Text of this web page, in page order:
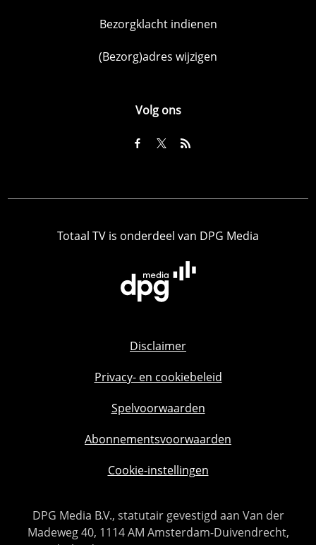
Bezorgklacht indienen
(Bezorg)adres wijzigen
Volg ons
Totaal TV is onderdeel van DPG Media
Disclaimer
Privacy- en cookiebeleid
Spelvoorwaarden
Abonnementsvoorwaarden
Cookie-instellingen
DPG Media B.V., statutair gevestigd aan Van der
Madeweg 40, 1114 AM Amsterdam-Duivendrecht,